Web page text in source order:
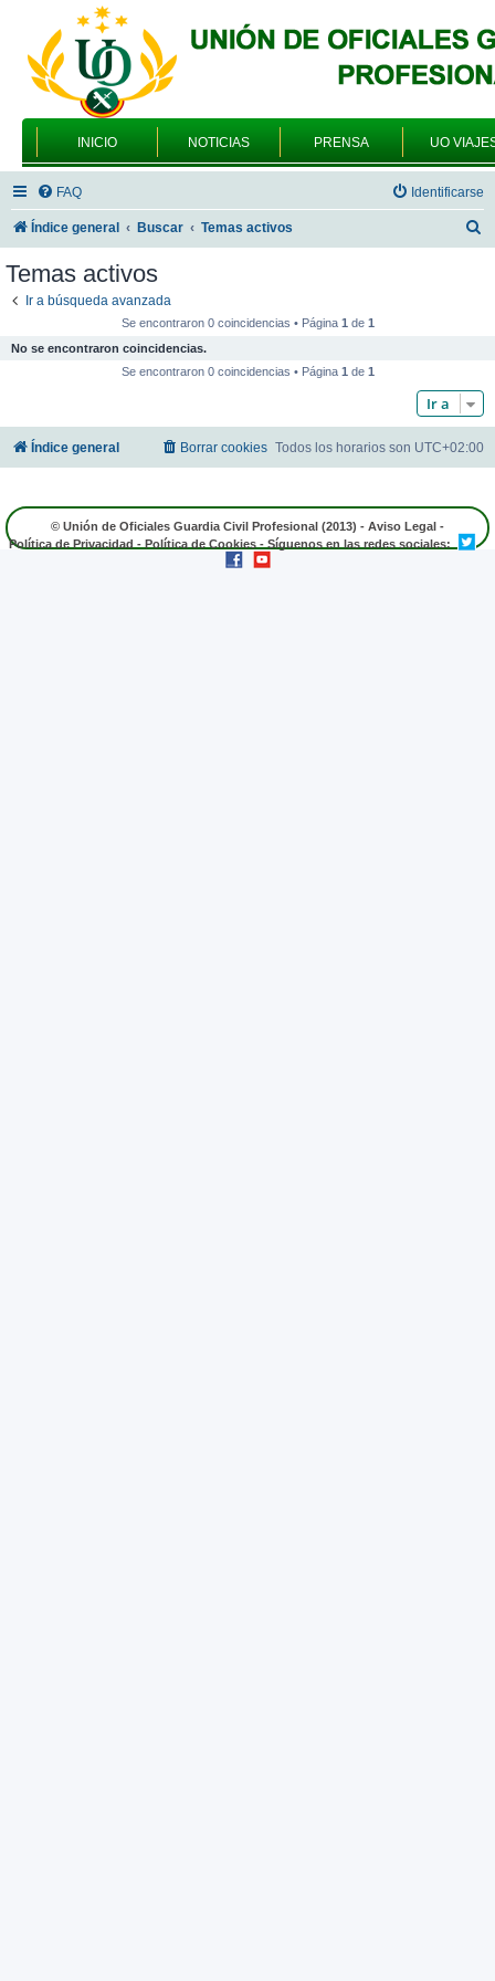
INICIO NOTICIAS PRENSA UO
FAQ Identificarse
Índice general Buscar Temas activos
Temas activos
Ir a búsqueda avanzada
Se encontraron 0 coincidencias • Página 1de 1
No se encontraron coincidencias.
Se encontraron 0 coincidencias • Página 1de 1
Ir a
Índice general Todos los horarios son UTC+02:00
Borrar cookies
© Unión de Oficiales Guardia Civil Profesional (2013) - Aviso Legal -
Política de Privacidad-Política de Cookies- Síguenos en las redes sociales: